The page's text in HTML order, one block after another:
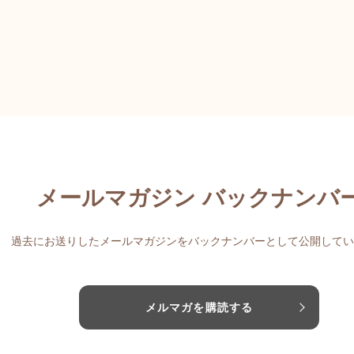
メールマガジン バックナンバ
過去にお送りしたメールマガジンをバックナンバーとして公開してい
メルマガを購読する